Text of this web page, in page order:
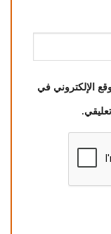
الإلكتروني في